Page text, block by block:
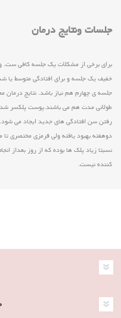
جلسات ونتایج درمان
برای برخی از مشکلات یک جلسه کافی ست.
خفیف یک جلسه و برای افتادگی متوسط
جلسه ی چهارم هم نیاز باشد. نتایج درمان
طولانی مدت هم می باشند.پوست پلکسر
دوهفته بهبود یافته ولی قرمزی مختصری تا
کننده نیست.